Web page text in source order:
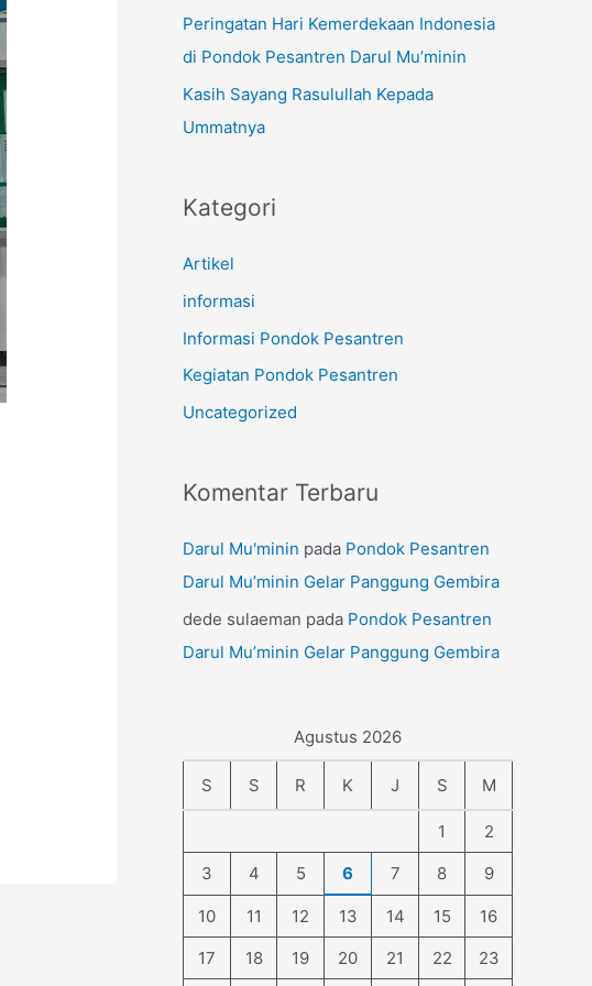
:Peringatan Hari Kemerdekaan Indonesia
di Pondok Pesantren Darul Mu’minin
Kasih Sayang Rasulullah Kepada
Ummatnya
Kategori
Artikel
informasi
Informasi Pondok Pesantren
Kegiatan Pondok Pesantren
Uncategorized
Komentar Terbaru
Darul Mu'minin pada Pondok Pesantren
Darul Mu’minin Gelar Panggung Gembira
dede sulaeman pada Pondok Pesantren
Darul Mu’minin Gelar Panggung Gembira
Agustus 2026
S S R K J S M
1
2
3
4 5 6 7 8 9
10 11 12 13 14 15
16
17
18 19 20 21 22 23